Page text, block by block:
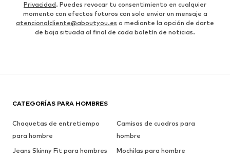
Privacidad. Puedes revocar tu consentimiento en cualquier
momento con efectos futuros con solo enviar un mensaje a
atencionalcliente@aboutyou.es o mediante la opción de darte
de baja situada al final de cada boletín de noticias.
CATEGORÍAS PARA HOMBRES
Chaquetas de entretiempo
para hombre
Camisas de cuadros para
hombre
Jeans Skinny Fit para hombres
Mochilas para hombre